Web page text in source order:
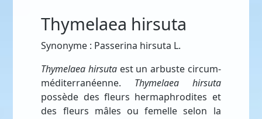
Thymelaea hirsuta
Synonyme : Passerina hirsuta L.
Thymelaea hirsuta est un arbuste circum-
méditerranéenne. Thymelaea hirsuta
possède des fleurs hermaphrodites et
des fleurs mâles ou femelle selon la